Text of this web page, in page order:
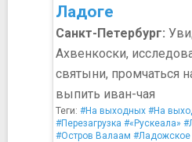
Ладоге
Санкт-Петербург:
Ахвенкоски,
святыни, промчаться
выпить иван-чая
Теги: #На выходных #На
#Перезагрузка #«Рускеала»
#Остров Валаам #Ладожское